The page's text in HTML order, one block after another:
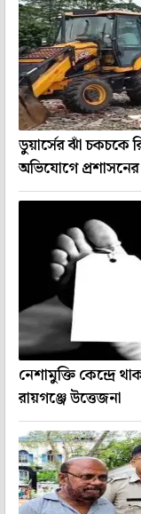
ডুয়ার্সের ঝাঁ চকচকে
অভিযোগে
নেশামুক্তি কেন্দ্রে
রায়গঞ্জে উত্তেজনা